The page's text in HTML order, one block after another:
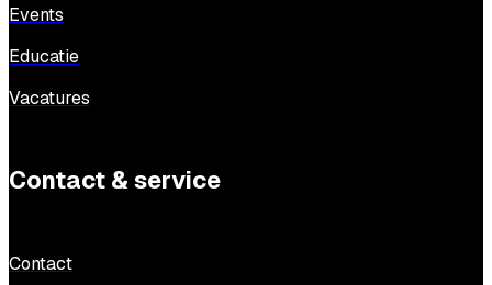
Events
Educatie
Vacatures
Contact & service
Contact